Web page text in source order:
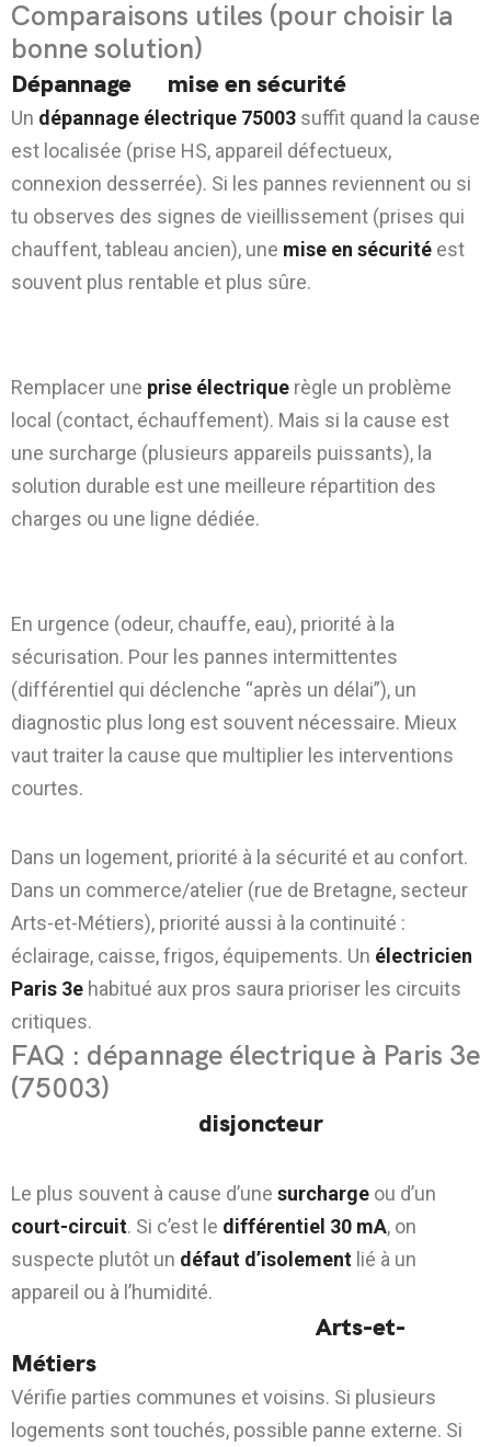
Comparaisons utiles (pour choisir la
bonne solution)
Dépannage mise en sécurité
Un dépannage électrique 75003 suffit quand la cause
est localisée (prise HS, appareil défectueux,
connexion desserrée). Si les pannes reviennent ou si
tu observes des signes de vieillissement (prises qui
chauffent, tableau ancien), une mise en sécurité est
souvent plus rentable et plus sûre.
Remplacer une prise électrique règle un problème
local (contact, échauffement). Mais si la cause est
une surcharge (plusieurs appareils puissants), la
solution durable est une meilleure répartition des
charges ou une ligne dédiée.
En urgence (odeur, chauffe, eau), priorité à la
sécurisation. Pour les pannes intermittentes
(différentiel qui déclenche “après un délai”), un
diagnostic plus long est souvent nécessaire. Mieux
vaut traiter la cause que multiplier les interventions
courtes.
Dans un logement, priorité à la sécurité et au confort.
Dans un commerce/atelier (rue de Bretagne, secteur
Arts-et-Métiers), priorité aussi à la continuité :
éclairage, caisse, frigos, équipements. Un électricien
Paris 3e habitué aux pros saura prioriser les circuits
critiques.
FAQ : dépannage électrique à Paris 3e
(75003)
disjoncteur
Le plus souvent à cause d’une surcharge ou d’un
court-circuit. Si c’est le différentiel 30 mA, on
suspecte plutôt un défaut d’isolement lié à un
appareil ou à l’humidité.
2) J’ai une coupure près deArts-et-
Métiers
Vérifie parties communes et voisins. Si plusieurs
logements sont touchés, possible panne externe. Si